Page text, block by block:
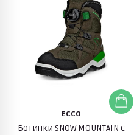
ECCO
Ботинки SNOW MOUNTAIN с